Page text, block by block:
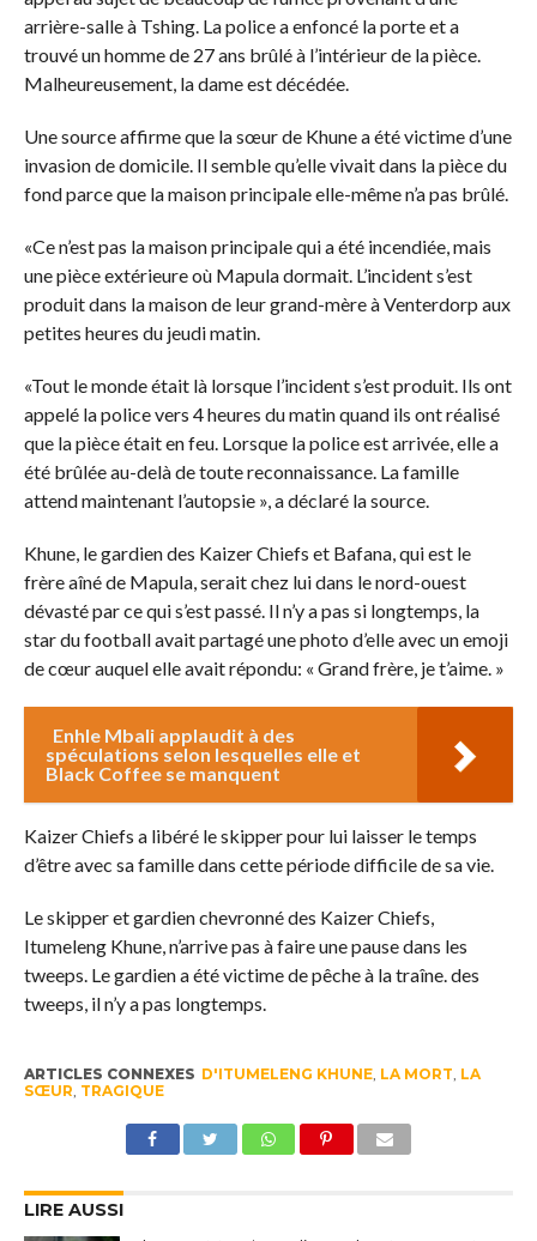
arrière-salle à Tshing. La police a enfoncé la porte et a
trouvé un homme de 27 ans brûlé à l’intérieur de la pièce.
Malheureusement, la dame est décédée.
Une source affirme que la sœur de Khune a été victime d’une
invasion de domicile. Il semble qu’elle vivait dans la pièce du
fond parce que la maison principale elle-même n’a pas brûlé.
«Ce n’est pas la maison principale qui a été incendiée, mais
une pièce extérieure où Mapula dormait. L’incident s’est
produit dans la maison de leur grand-mère à Venterdorp aux
petites heures du jeudi matin.
«Tout le monde était là lorsque l’incident s’est produit. Ils ont
appelé la police vers 4 heures du matin quand ils ont réalisé
que la pièce était en feu. Lorsque la police est arrivée, elle a
été brûlée au-delà de toute reconnaissance. La famille
attend maintenant l’autopsie », a déclaré la source.
Khune, le gardien des Kaizer Chiefs et Bafana, qui est le
frère aîné de Mapula, serait chez lui dans le nord-ouest
dévasté par ce qui s’est passé. Il n’y a pas si longtemps, la
star du football avait partagé une photo d’elle avec un emoji
de cœur auquel elle avait répondu: « Grand frère, je t’aime. »
Enhle Mbali applaudit à des
spéculations selon lesquelles elle et
Black Coffee se manquent
Kaizer Chiefs a libéré le skipper pour lui laisser le temps
d’être avec sa famille dans cette période difficile de sa vie.
Le skipper et gardien chevronné des Kaizer Chiefs,
Itumeleng Khune, n’arrive pas à faire une pause dans les
tweeps. Le gardien a été victime de pêche à la traîne. des
tweeps, il n’y a pas longtemps.
ARTICLES CONNEXES D'ITUMELENG KHUNE, LA MORT LA
SŒUR TRAGIQUE
LIRE AUSSI